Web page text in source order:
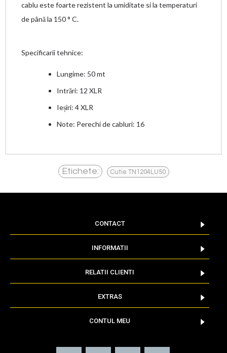
cablu este foarte rezistent la umiditate si la temperaturi
de până la 150 ° C.
Specificarii tehnice:
Lungime: 50 mt
Intrări: 12 XLR
Ieșiri: 4 XLR
Note: Perechi de cabluri: 16
Etichete: Cutie TN1204LU50
CONTACT
INFORMATII
RELATII CLIENTI
EXTRAS
CONTUL MEU